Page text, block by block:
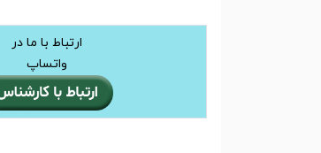
ارتباط با ما در
واتساپ